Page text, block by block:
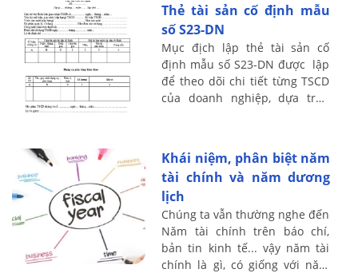
...
Thẻ tài sản cố định mẫu
số S23-DN
Mục địch lập thẻ tài sản cố
định mẫu số S23-DN được lập
để theo dõi chi tiết từng TSCD
của doanh nghiệp, dựa trên
Khái niệm, phân biệt năm
tài chính và năm dương
lịch
Chúng ta vẫn thường nghe đến
Năm tài chính trên báo chí,
bản tin kinh tế... vậy năm tài
chính là gì, có giống với năm